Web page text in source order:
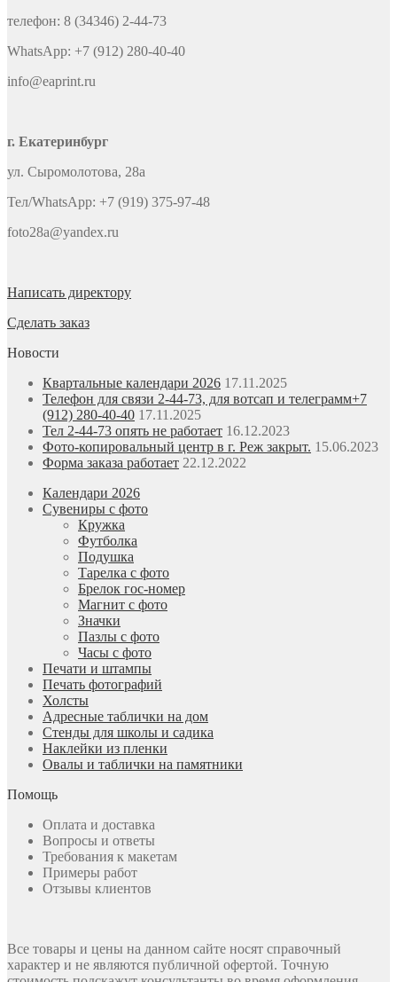
телефон: 8 (34346) 2-44-73
WhatsApp: +7 (912) 280-40-40
info@eaprint.ru
г. Екатеринбург
ул. Сыромолотова, 28а
Тел/WhatsApp: +7 (919) 375-97-48
foto28a@yandex.ru
Написать директору
Сделать заказ
Новости
Квартальные календари 2026 17.11.2025
Телефон для связи 2-44-73, для вотсап и телеграмм+7
(912) 280-40-40 17.11.2025
Тел 2-44-73 опять не работает 16.12.2023
Фото-копировальный центр в г. Реж закрыт. 15.06.2023
Форма заказа работает 22.12.2022
Календари 2026
Сувениры с фото
Кружка
Футболка
Подушка
Тарелка с фото
Брелок гос-номер
Магнит с фото
Значки
Пазлы с фото
Часы с фото
Печати и штампы
Печать фотографий
Холсты
Адресные таблички на дом
Стенды для школы и садика
Наклейки из пленки
Овалы и таблички на памятники
Помощь
Оплата и доставка
Вопросы и ответы
Требования к макетам
Примеры работ
Отзывы клиентов
Все товары и цены на данном сайте носят справочный
характер и не являются публичной офертой. Точную